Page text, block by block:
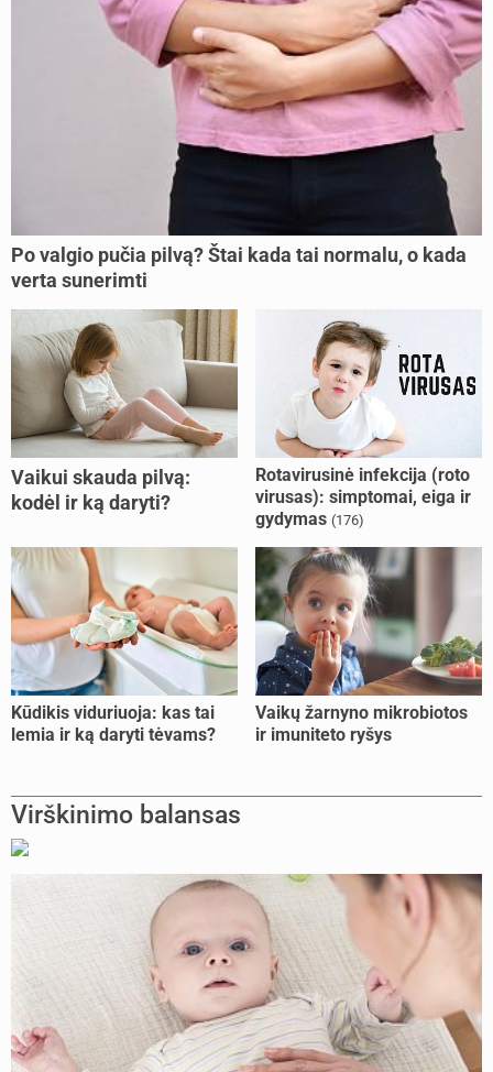
Po valgio pučia pilvą? Štai kada tai normalu, o kada
verta sunerimti
Vaikui skauda pilvą:
kodėl ir ką daryti?
Rotavirusinė infekcija (roto
virusas): simptomai, eiga ir
gydymas (176)
Kūdikis viduriuoja: kas tai
lemia ir ką daryti tėvams?
Vaikų žarnyno mikrobiotos
ir imuniteto ryšys
Virškinimo balansas